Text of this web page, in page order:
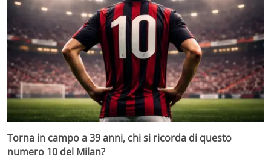
Torna in campo a 39 anni, chi si ricorda di questo
numero 10 del Milan?